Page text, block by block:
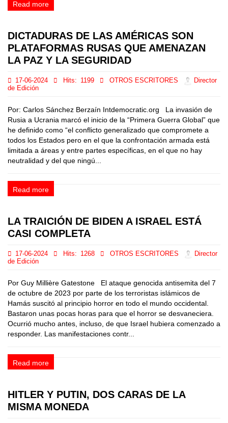
Read more
DICTADURAS DE LAS AMÉRICAS SON
PLATAFORMAS RUSAS QUE AMENAZAN
LA PAZ Y LA SEGURIDAD
17-06-2024 Hits: 1199 OTROS ESCRITORES
Director
de Edición
Por: Carlos Sánchez Berzaín Intdemocratic.org La invasión de
Rusia a Ucrania marcó el inicio de la “Primera Guerra Global” que
he definido como “el conflicto generalizado que compromete a
todos los Estados pero en el que la confrontación armada está
limitada a áreas y entre partes específicas, en el que no hay
neutralidad y del que ningú...
Read more
LA TRAICIÓN DE BIDEN A ISRAEL ESTÁ
CASI COMPLETA
17-06-2024 Hits: 1268 OTROS ESCRITORES
Director
de Edición
Por Guy Millière Gatestone El ataque genocida antisemita del 7
de octubre de 2023 por parte de los terroristas islámicos de
Hamás suscitó al principio horror en todo el mundo occidental.
Bastaron unas pocas horas para que el horror se desvaneciera.
Ocurrió mucho antes, incluso, de que Israel hubiera comenzado a
responder. Las manifestaciones contr...
Read more
HITLER Y PUTIN, DOS CARAS DE LA
MISMA MONEDA